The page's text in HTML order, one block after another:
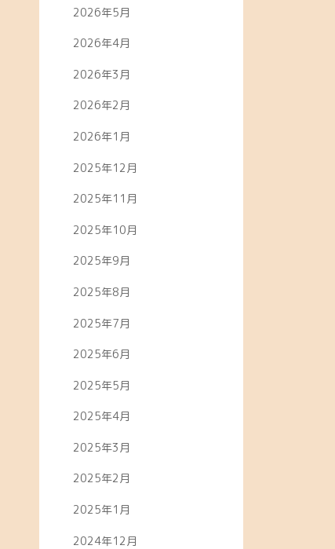
2026年5月
2026年4月
2026年3月
2026年2月
2026年1月
2025年12月
2025年11月
2025年10月
2025年9月
2025年8月
2025年7月
2025年6月
2025年5月
2025年4月
2025年3月
2025年2月
2025年1月
2024年12月